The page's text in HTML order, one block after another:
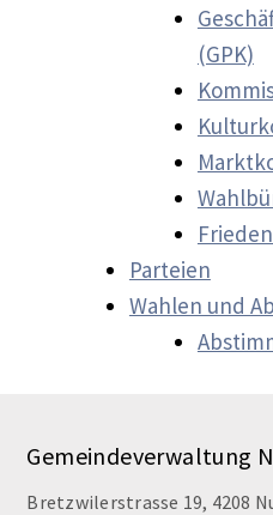
(GPK)
Parteien
Wahlen und
Footer
Gemeindeverwaltung
Bretzwilerstrasse 19, 4208